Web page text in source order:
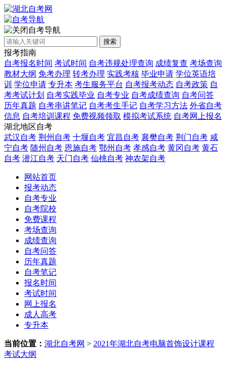
自考导航
搜索
报考指南
自考报名时间 考试时间 自考违规处理查询 成绩复查 考场查询
教材大纲 免考办理 转考办理 实践考核 毕业申请 学位英语培
训 学位申请 专升本 考生服务平台 自考报考动态 自考政策 自
考考试计划 自考实践毕业 自考专业 自考成绩查询 自考问答
历年真题 自考串讲笔记 自考考生手记 自考学习方法 外省自考
信息 自考培训课程 免费视频领取 模拟考试系统 自考网上报名
湖北地区自考
武汉自考 荆州自考 十堰自考 宜昌自考 襄樊自考 荆门自考 咸
宁自考 随州自考 恩施自考 鄂州自考 孝感自考 黄冈自考 黄石
自考 潜江自考 天门自考 仙桃自考 神农架自考
网站首页
报考动态
自考专业
自考院校
免费课程
考场查询
成绩查询
自考问答
历年真题
自考笔记
报名时间
考试时间
网上报名
成人高考
专升本
当前位置： 湖北自考网 > 2021年湖北自考电脑首饰设计课程
考试大纲